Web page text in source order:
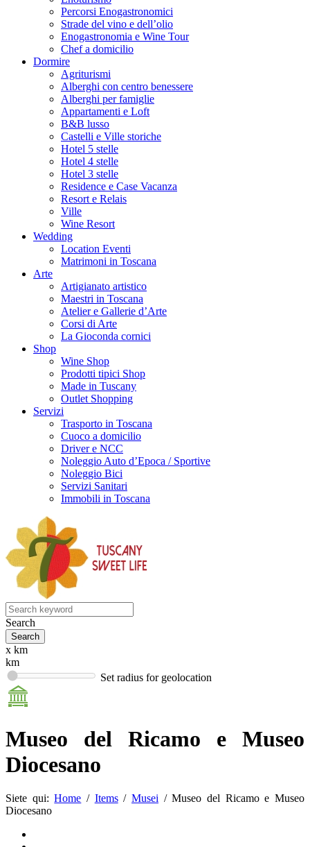
Percorsi Enogastronomici
Strade del vino e dell’olio
Enogastronomia e Wine Tour
Chef a domicilio
Dormire
Agriturismi
Alberghi con centro benessere
Alberghi per famiglie
Appartamenti e Loft
B&B lusso
Castelli e Ville storiche
Hotel 5 stelle
Hotel 4 stelle
Hotel 3 stelle
Residence e Case Vacanza
Resort e Relais
Ville
Wine Resort
Wedding
Location Eventi
Matrimoni in Toscana
Arte
Artigianato artistico
Maestri in Toscana
Atelier e Gallerie d’Arte
Corsi di Arte
La Gioconda cornici
Shop
Wine Shop
Prodotti tipici Shop
Made in Tuscany
Outlet Shopping
Servizi
Trasporto in Toscana
Cuoco a domicilio
Driver e NCC
Noleggio Auto d’Epoca / Sportive
Noleggio Bici
Servizi Sanitari
Immobili in Toscana
Search
x km
km
Set radius for geolocation
Museo del Ricamo e Museo
Diocesano
Siete qui: Home / Items / Musei / Museo del Ricamo e Museo
Diocesano